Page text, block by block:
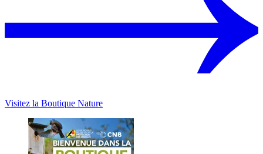
Visitez la Boutique Nature